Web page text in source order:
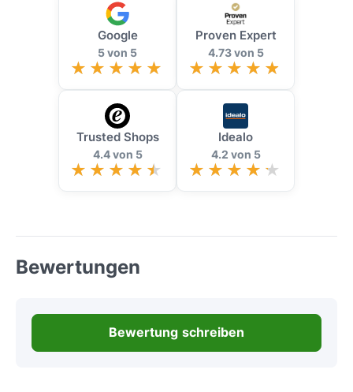
Google
5 von 5
Proven Expert
4.73 von 5
Trusted Shops
4.4 von 5
Idealo
4.2 von 5
Bewertungen
Bewertung schreiben